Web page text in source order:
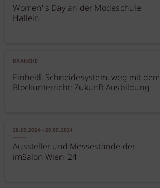
Women' s Day an der Modeschule
Hallein
BRANCHE
Einheitl. Schneidesystem, weg mit dem
Blockunterricht: Zukunft Ausbildung
28.09.2024 - 29.09.2024
Aussteller und Messestände der
imSalon Wien '24